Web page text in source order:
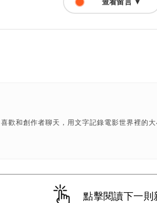
歡和創作者聊天，用文字記錄電影世界裡的
點擊閱讀下一則